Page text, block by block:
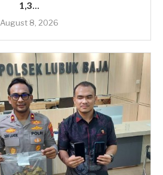
1,3...
August 8, 2026